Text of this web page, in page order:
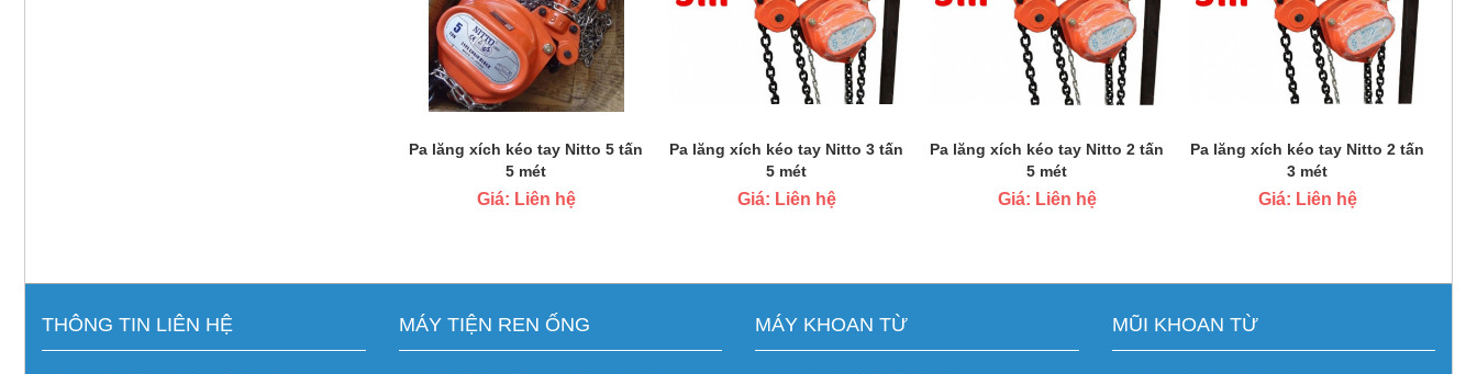
Pa lăng xích kéo tay Nitto 5 tấn
5 mét
Giá: Liên hệ
Pa lăng xích kéo tay Nitto 3 tấn
5 mét
Giá: Liên hệ
Pa lăng xích kéo tay Nitto 2 tấn
5 mét
Giá: Liên hệ
Pa lăng xích kéo tay Nitto 2 tấn
3 mét
Giá: Liên hệ
THÔNG TIN LIÊN HỆ MÁY TIỆN REN ỐNG MÁY KHOAN TỪ MŨI KHOAN TỪ